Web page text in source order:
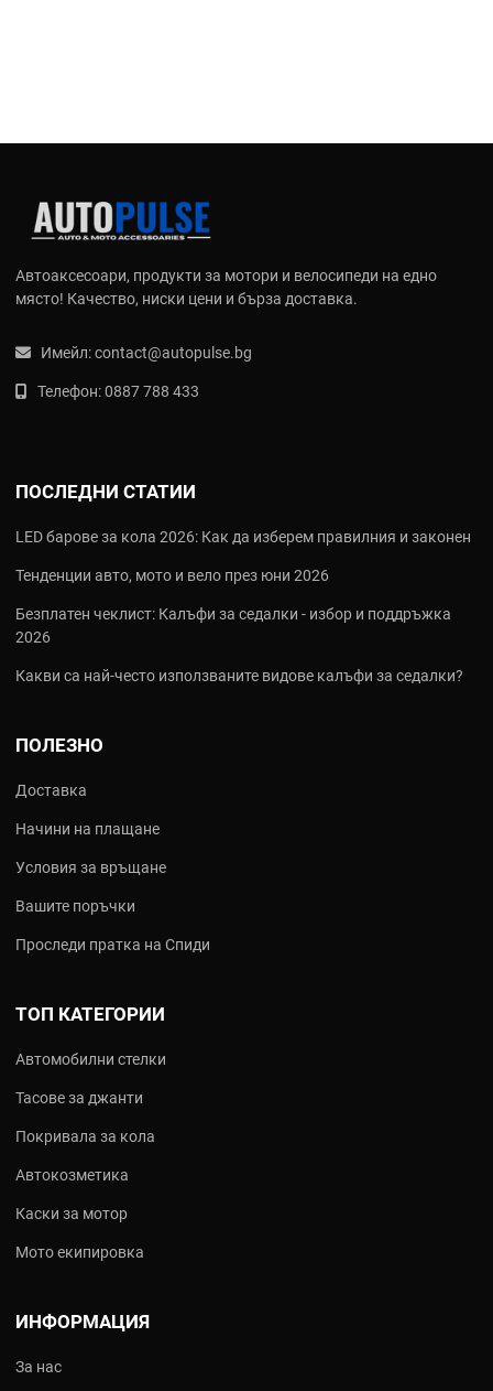
Автоаксесоари, продукти за мотори и велосипеди на едно
място! Качество, ниски цени и бърза доставка.
Имейл:contact@autopulse.bg
Телефон:0887 788 433
ПОСЛЕДНИ СТАТИИ
LED барове за кола 2026: Как да изберем правилния и законен
Тенденции авто, мото и вело през юни 2026
Безплатен чеклист: Калъфи за седалки - избор и поддръжка
2026
Какви са най‑често използваните видове калъфи за седалки?
ПОЛЕЗНО
Доставка
Начини на плащане
Условия за връщане
Вашите поръчки
Проследи пратка на Спиди
ТОП КАТЕГОРИИ
Автомобилни стелки
Тасове за джанти
Покривала за кола
Автокозметика
Каски за мотор
Мото екипировка
ИНФОРМАЦИЯ
За нас